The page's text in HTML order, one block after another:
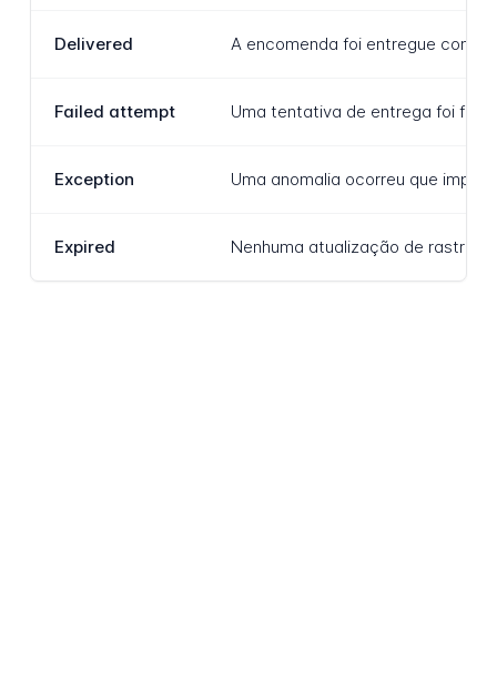
Delivered A encomenda foi entregue com
Failed attempt Uma tentativa de entrega foi
Exception Uma anomalia ocorreu que
Expired Nenhuma atualização de